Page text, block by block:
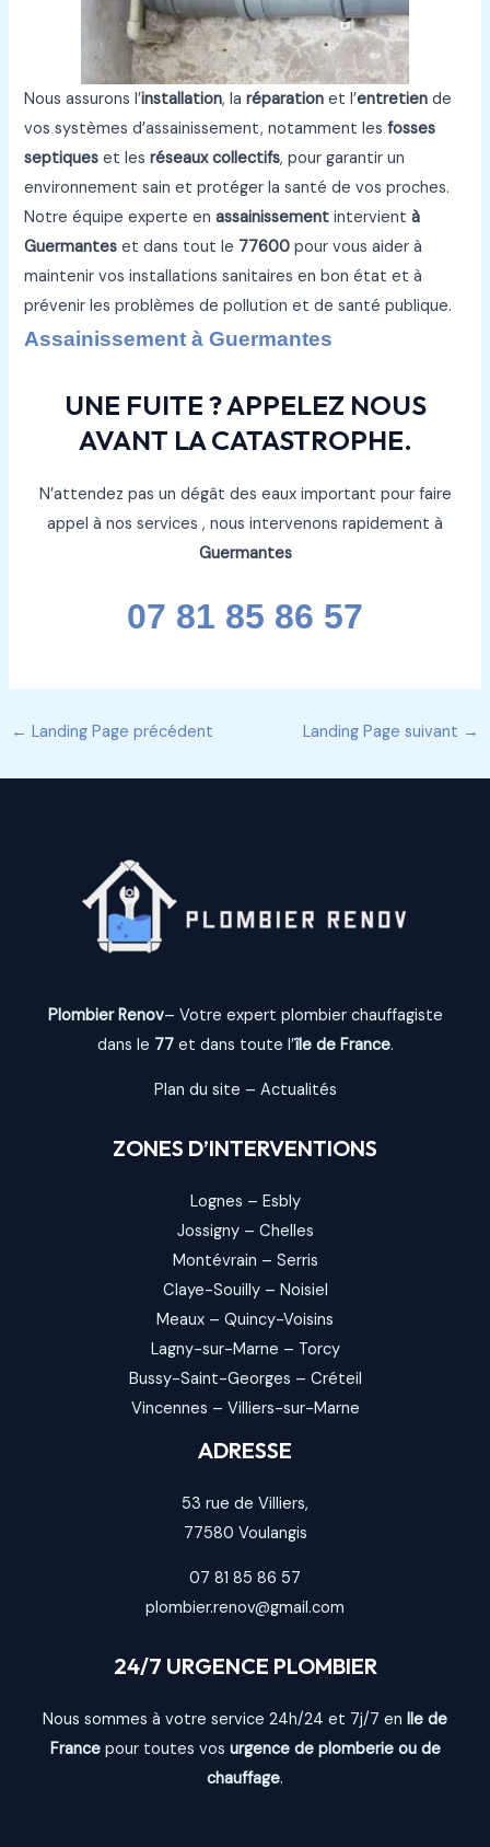
Nous assurons l’installation, laréparation et l’entretien de
vos systèmes d’assainissement, notamment lesfosses
septiques et lesréseaux collectifs, pour garantir un
environnement sain et protéger la santé de vos proches.
Notre équipe experte enassainissement intervientà
Guermantes et dans tout le 77600 pour vous aider à
maintenir vos installations sanitaires en bon état et à
prévenir les problèmes de pollution et de santé publique.
Assainissement à Guermantes
UNE FUITE ? APPELEZ NOUS
AVANT LA CATASTROPHE.
N’attendez pas un dégât des eaux important pour faire
appel à nos services , nous intervenons rapidement à
Guermantes
07 81 85 86 57
← Landing Page précédent Landing Page suivant →
Plombier Renov– Votre expert plombier chauffagiste
dans le 77et dans toute l’île de France.
Plan du site – Actualités
ZONES D’INTERVENTIONS
Lognes – Esbly
Jossigny– Chelles
Montévrain – Serris
Claye-Souilly– Noisiel
Meaux – Quincy-Voisins
Lagny-sur-Marne – Torcy
Bussy-Saint-Georges – Créteil
Vincennes – Villiers-sur-Marne
ADRESSE
53 rue de Villiers,
77580 Voulangis
07 81 85 86 57
plombier.renov@gmail.com
24/7 URGENCE PLOMBIER
Nous sommes à votre service 24h/24 et 7j/7 en Ile de
Francepour toutes vos urgence de plomberie ou de
chauffage.